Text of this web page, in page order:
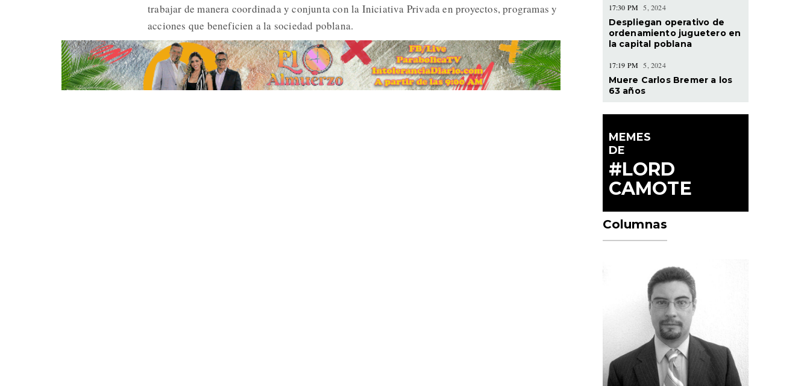
trabajar de manera coordinada y conjunta con la Iniciativa Privada en proyectos, programas y
acciones que beneficien a la sociedad poblana.
17:30 PM 5, 2024
Despliegan operativo de
ordenamiento juguetero en
la capital poblana
17:19 PM 5, 2024
Muere Carlos Bremer a los
63 años
MEMES
DE
#LORD
CAMOTE
Columnas